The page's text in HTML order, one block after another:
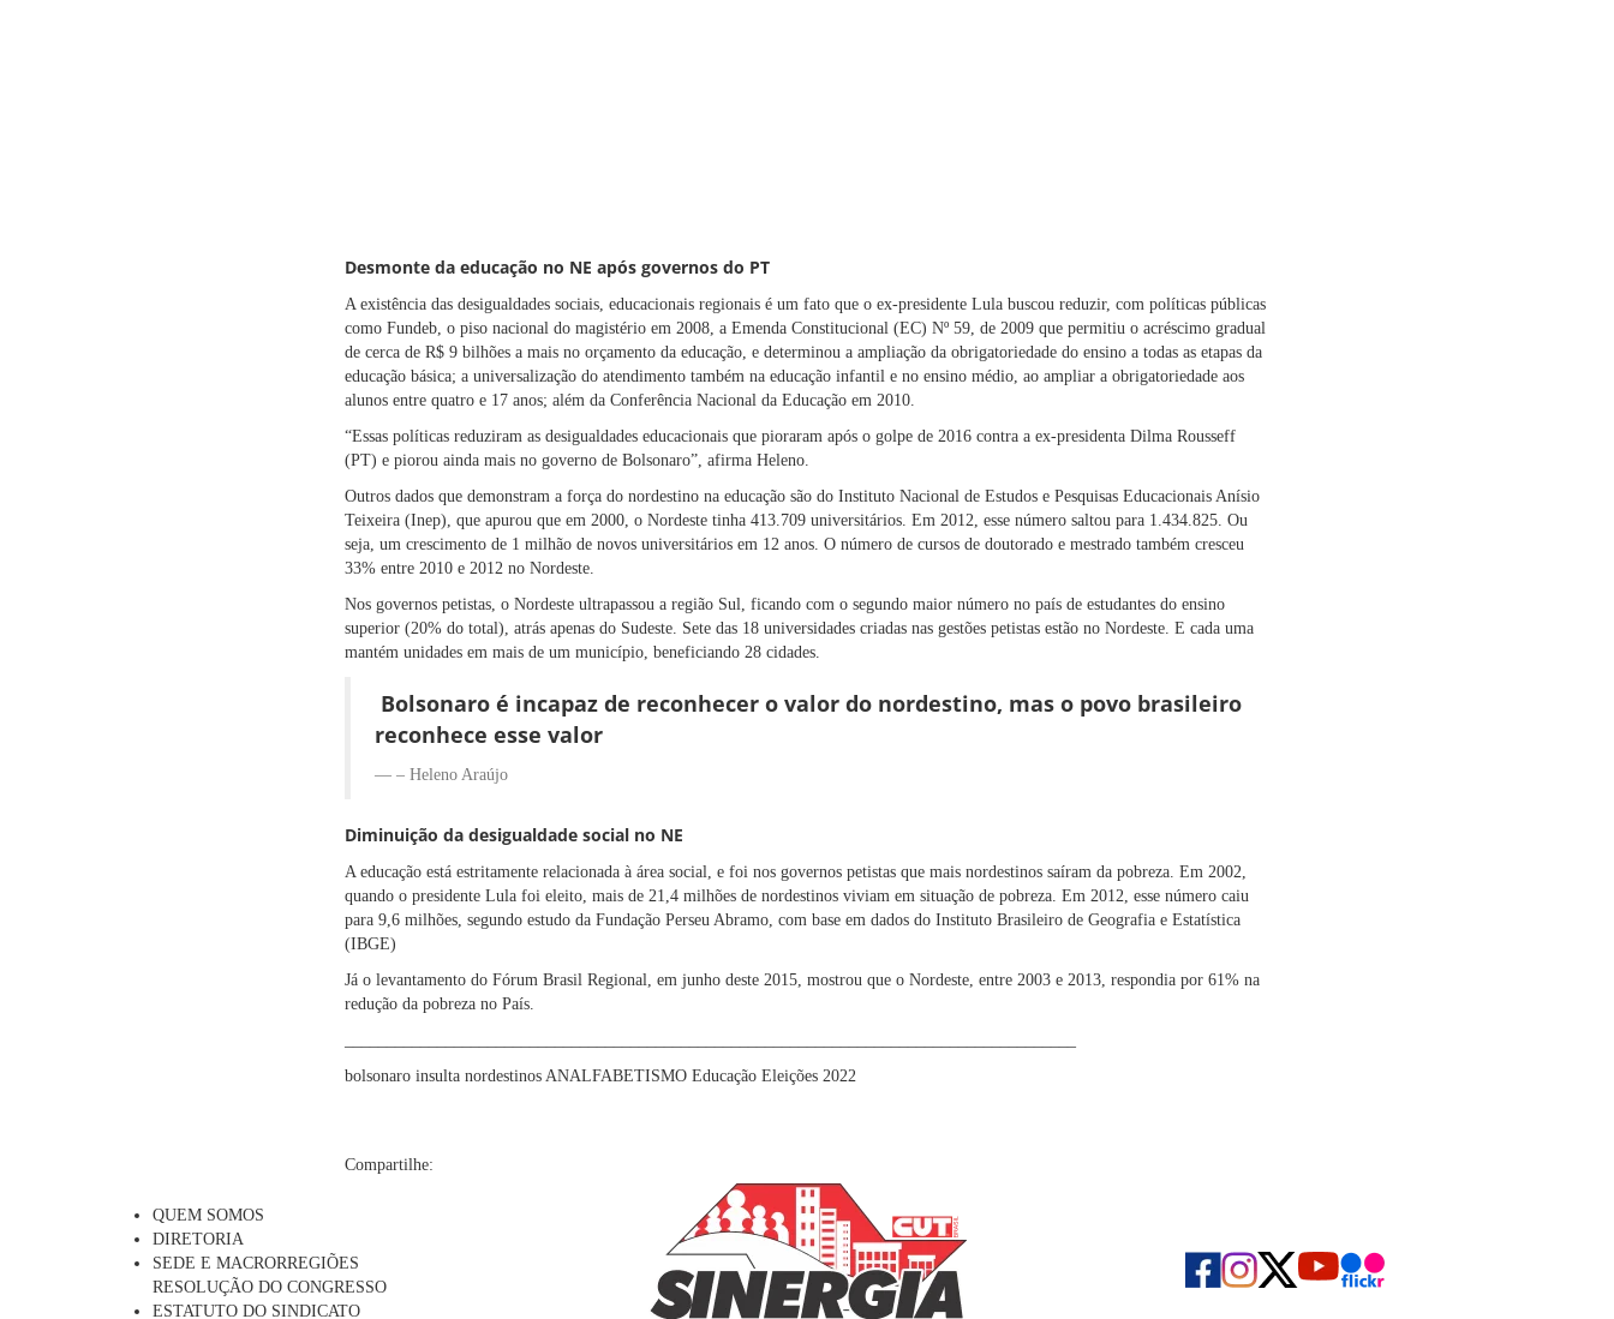
Desmonte da educação no NE após governos do PT
A existência das desigualdades sociais, educacionais regionais é um fato que o ex-presidente Lula buscou reduzir, com políticas públicas
como Fundeb, o piso nacional do magistério em 2008, a Emenda Constitucional (EC) Nº 59, de 2009 que permitiu o acréscimo gradual
de cerca de R$ 9 bilhões a mais no orçamento da educação, e determinou a ampliação da obrigatoriedade do ensino a todas as etapas da
educação básica; a universalização do atendimento também na educação infantil e no ensino médio, ao ampliar a obrigatoriedade aos
alunos entre quatro e 17 anos; além da Conferência Nacional da Educação em 2010.
“Essas políticas reduziram as desigualdades educacionais que pioraram após o golpe de 2016 contra a ex-presidenta Dilma Rousseff
(PT) e piorou ainda mais no governo de Bolsonaro”, afirma Heleno.
Outros dados que demonstram a força do nordestino na educação são do Instituto Nacional de Estudos e Pesquisas Educacionais Anísio
Teixeira (Inep), que apurou que em 2000, o Nordeste tinha 413.709 universitários. Em 2012, esse número saltou para 1.434.825. Ou
seja, um crescimento de 1 milhão de novos universitários em 12 anos. O número de cursos de doutorado e mestrado também cresceu
33% entre 2010 e 2012 no Nordeste.
Nos governos petistas, o Nordeste ultrapassou a região Sul, ficando com o segundo maior número no país de estudantes do ensino
superior (20% do total), atrás apenas do Sudeste. Sete das 18 universidades criadas nas gestões petistas estão no Nordeste. E cada uma
mantém unidades em mais de um município, beneficiando 28 cidades.
Bolsonaro é incapaz de reconhecer o valor do nordestino, mas o povo brasileiro
reconhece esse valor
– Heleno Araújo
Diminuição da desigualdade social no NE
A educação está estritamente relacionada à área social, e foi nos governos petistas que mais nordestinos saíram da pobreza. Em 2002,
quando o presidente Lula foi eleito, mais de 21,4 milhões de nordestinos viviam em situação de pobreza. Em 2012, esse número caiu
para 9,6 milhões, segundo estudo da Fundação Perseu Abramo, com base em dados do Instituto Brasileiro de Geografia e Estatística
(IBGE)
Já o levantamento do Fórum Brasil Regional, em junho deste 2015, mostrou que o Nordeste, entre 2003 e 2013, respondia por 61% na
redução da pobreza no País.
bolsonaro insulta nordestinos ANALFABETISMO Educação Eleições 2022
Compartilhe:
QUEM SOMOS
DIRETORIA
SEDE E MACRORREGIÕES
RESOLUÇÃO DO CONGRESSO
ESTATUTO DO SINDICATO